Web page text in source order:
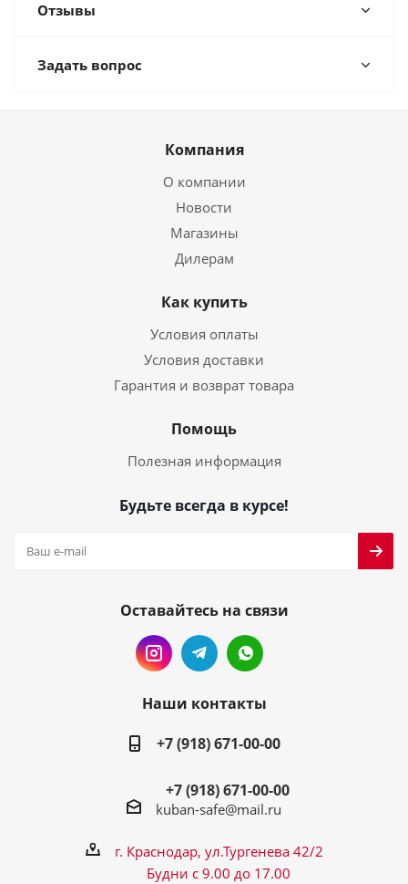
Отзывы
Задать вопрос
Компания
О компании
Новости
Магазины
Дилерам
Как купить
Условия оплаты
Условия доставки
Гарантия и возврат товара
Помощь
Полезная информация
Будьте всегда в курсе!
Оставайтесь на связи
Наши контакты
+7 (918) 671-00-00
+7 (918) 671-00-00
kuban-safe@mail.ru
г. Краснодар, ул.Тургенева 42/2
Будни с 9.00 до 17.00